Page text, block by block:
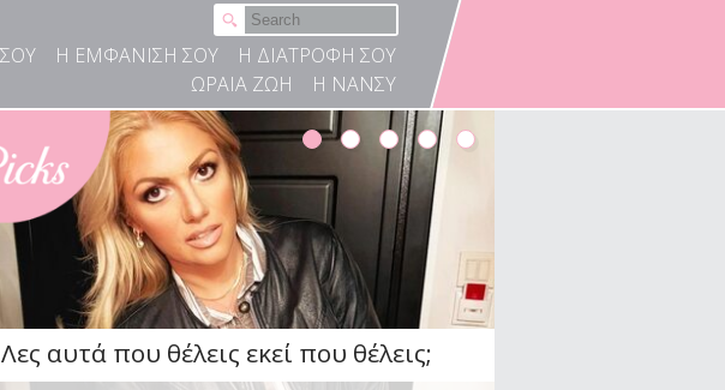
Η ΕΜΦΑΝΙΣΗ ΣΟΥ
Η ΔΙΑΤΡΟΦΗ ΣΟΥ
ΩΡΑΙΑ ΖΩΗ
Η ΝΑΝΣΥ
Δε θα σου πω ότι "μια ζωή την έχουμε", "κάντο" κι άλλα κλασικά
που πιστεύω ότι δε βοηθούν και τόσο. Κι εγώ πολύ συχνά,
αναρωτιέμαι γιατί φοβάμαι να πω αυτά που θέλω, εκεί που...
Οι συμπεριφορές που οδηγούν τον
γάμο, στο διαζύγιο